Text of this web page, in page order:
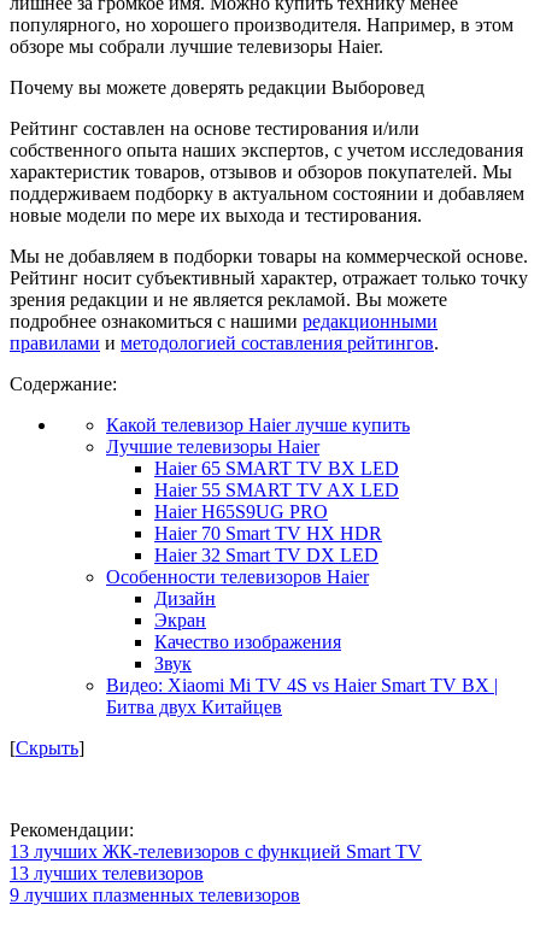
популярного, но хорошего производителя. Например, в этом
обзоре мы собрали лучшие телевизоры Haier.
Почему вы можете доверять редакции Выборовед
Рейтинг составлен на основе тестирования и/или
собственного опыта наших экспертов, с учетом исследования
характеристик товаров, отзывов и обзоров покупателей. Мы
поддерживаем подборку в актуальном состоянии и добавляем
новые модели по мере их выхода и тестирования.
Мы не добавляем в подборки товары на коммерческой основе.
Рейтинг носит субъективный характер, отражает только точку
зрения редакции и не является рекламой. Вы можете
подробнее ознакомиться с нашими редакционными
правилами и методологией составления рейтингов.
Содержание:
Какой телевизор Haier лучше купить
Лучшие телевизоры Haier
Haier 65 SMART TV BX LED
Haier 55 SMART TV AX LED
Haier H65S9UG PRO
Haier 70 Smart TV HX HDR
Haier 32 Smart TV DX LED
Особенности телевизоров Haier
Дизайн
Экран
Качество изображения
Звук
Видео: Xiaomi Mi TV 4S vs Haier Smart TV BX |
Битва двух Китайцев
[Скрыть]
Рекомендации:
13 лучших ЖК-телевизоров с функцией Smart TV
13 лучших телевизоров
9 лучших плазменных телевизоров